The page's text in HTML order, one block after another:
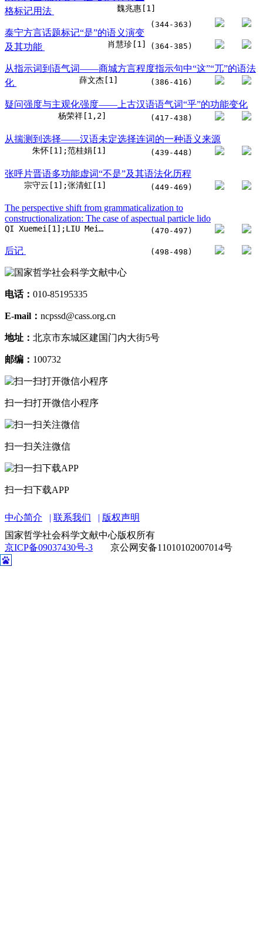
格标记用法
魏兆惠[1]
(344-363)
泰宁方言话题标记“是”的语义演变
及其功能
肖慧珍[1] (364-385)
从指示词到语气词——商城方言程度指示句中“这”“兀”的语法
化
薛文杰[1] (386-416)
疑问强度与主观化强度——上古汉语语气词“乎”的功能变化
杨荣祥[1,2] (417-438)
从揣测到选择——汉语未定选择连词的一种语义来源
朱怀[1];范桂娟[1] (439-448)
张呼片晋语多功能虚词“不是”及其语法化历程
宗守云[1];张清虹[1] (449-469)
The perspective shift from grammaticalization to
constructionalization: The case of aspectual particle lido
QI Xuemei[1];LIU Meichun[1] (470-497)
后记 (498-498)
电话： 010-85195335
E-mail： ncpssd@cass.org.cn
地址： 北京市东城区建国门内大街5号
邮编： 100732
扫一扫打开微信小程序
扫一扫关注微信
扫一扫下载APP
中心简介 联系我们
版权声明
国家哲学社会科学文献中心版权所有
京ICP备09037430号-3
京公网安备11010102007014号